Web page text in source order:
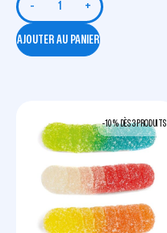
- +
AJOUTER AU PANIER
-10 % DÈS 3 PRODUITS